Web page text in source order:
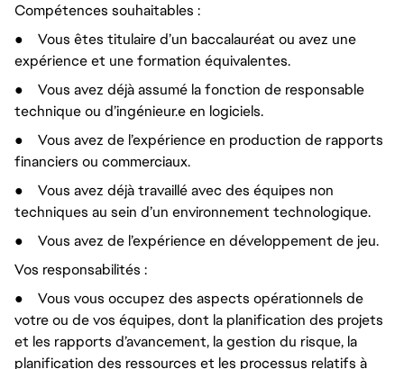
Compétences souhaitables :
●
Vous êtes titulaire d’un baccalauréat ou avez une
expérience et une formation équivalentes.
●
Vous avez déjà assumé la fonction de responsable
technique ou d’ingénieur.e en logiciels.
●
Vous avez de l’expérience en production de rapports
financiers ou commerciaux.
●
Vous avez déjà travaillé avec des équipes non
techniques au sein d’un environnement technologique.
●
Vous avez de l’expérience en développement de jeu.
Vos responsabilités :
●
Vous vous occupez des aspects opérationnels de
votre ou de vos équipes, dont la planification des projets
et les rapports d’avancement, la gestion du risque, la
planification des ressources et les processus relatifs à